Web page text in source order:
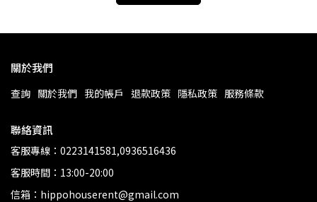
關於我們
查詢 關於我們 我的帳戶 退款政策 隱私政策 服務條款
聯絡資訊
客服專線：0223141581,0936516436
客服時間：13:00-20:00
信箱：hippohouserent@gmail.com